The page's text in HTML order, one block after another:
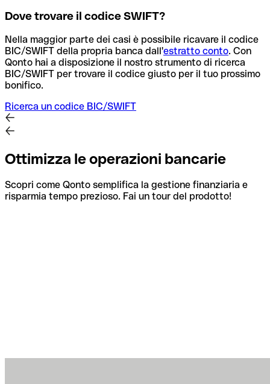
Dove trovare il codice SWIFT?
Nella maggior parte dei casi è possibile ricavare il codice
BIC/SWIFT della propria banca dall'estratto conto. Con
Qonto hai a disposizione il nostro strumento di ricerca
BIC/SWIFT per trovare il codice giusto per il tuo prossimo
bonifico.
Ricerca un codice BIC/SWIFT
Ottimizza le operazioni bancarie
Scopri come Qonto semplifica la gestione finanziaria e
risparmia tempo prezioso. Fai un tour del prodotto!